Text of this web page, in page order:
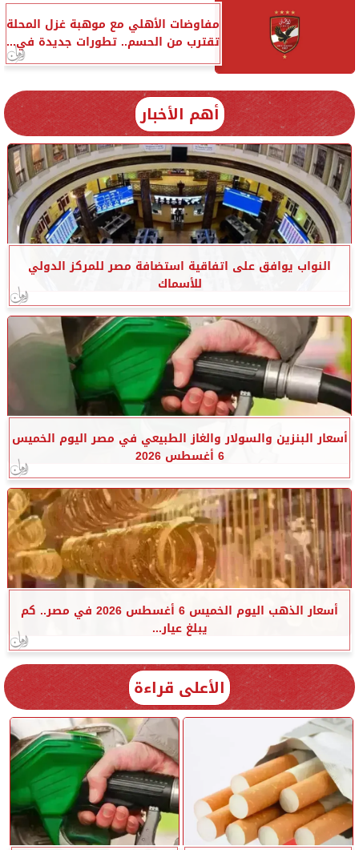
مفاوضات الأهلي مع موهبة غزل المحلة
تقترب من الحسم.. تطورات جديدة في...
أهم الأخبار
النواب يوافق على اتفاقية استضافة مصر للمركز الدولي
للأسماك
أسعار البنزين والسولار والغاز الطبيعي في مصر اليوم الخميس
6 أغسطس 2026
أسعار الذهب اليوم الخميس 6 أغسطس 2026 في مصر.. كم
يبلغ عيار...
الأعلى قراءة